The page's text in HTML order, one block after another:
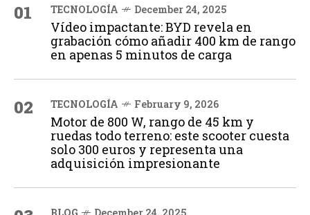
01 TECNOLOGÍA December 24, 2025
Vídeo impactante: BYD revela en
grabación cómo añadir 400 km de rango
en apenas 5 minutos de carga
02 TECNOLOGÍA February 9, 2026
Motor de 800 W, rango de 45 km y
ruedas todo terreno: este scooter cuesta
solo 300 euros y representa una
adquisición impresionante